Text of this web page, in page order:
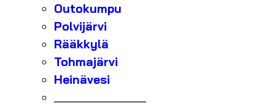
Outokumpu
Polvijärvi
Rääkkylä
Tohmajärvi
Heinävesi